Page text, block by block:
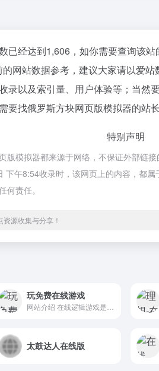
已经达到1,606，如你需要查询该
网站数据参考，建议大家请以爱
录以及索引量、用户体验等；当然
要找俄罗斯方块网页版模拟器的站
特别声明
版模拟器都来源于网络，不保证外部链
午8:54收录时，该网页上的内容，都
责任。
源收集与分享！
玩免费在线游戏
太鼓达人在线版